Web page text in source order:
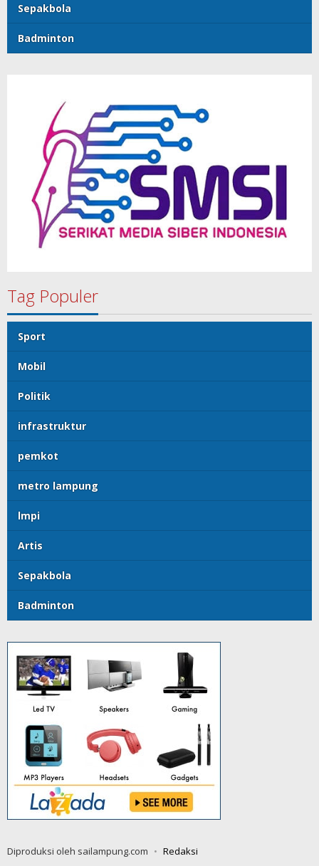
Sepakbola
Badminton
Tag Populer
Sport
Mobil
Politik
infrastruktur
pemkot
metro lampung
lmpi
Artis
Sepakbola
Badminton
Diproduksi oleh sailampung.com Redaksi